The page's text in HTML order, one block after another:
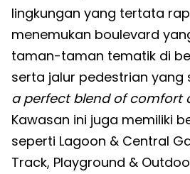
lingkungan yang tertata
menemukan boulevard
taman-taman tematik di
serta jalur pedestrian yang
a perfect blend of comfort
Kawasan ini juga memiliki
seperti Lagoon & Central
Track, Playground &